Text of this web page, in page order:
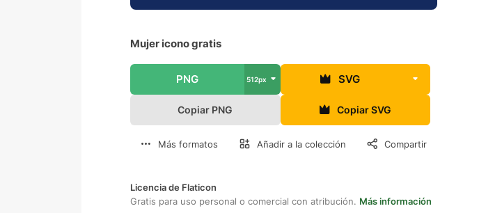
Mujer icono gratis
PNG 512px SVG
Copiar PNG Copiar SVG
Más formatos Añadir a la colección Compartir
Licencia de Flaticon
Gratis para uso personal o comercial con atribución. Más información